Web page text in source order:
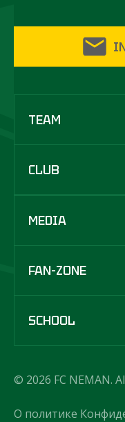
TEAM
CLUB
MEDIA
FAN-ZONE
SCHOOL
© 2026 FC NEMAN.
О политике